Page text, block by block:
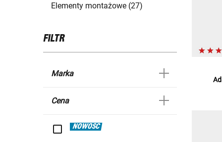
Elementy montażowe (27)
FILTR
Marka
Cena
NOWOŚĆ